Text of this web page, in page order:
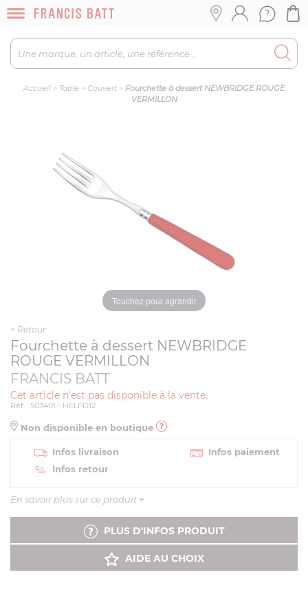
Accueil > Table > Couvert > Fourchette à dessert NEWBRIDGE ROUGE
VERMILLON
Touchez pour agrandir
< Retour
Fourchette à dessert NEWBRIDGE
ROUGE VERMILLON
FRANCIS BATT
Cet article n'est pas disponible à la vente.
Réf. : 503401 - HELFD12
Non disponible en boutique
Infos livraison
Infos paiement
Infos retour
En savoir plus sur ce produit +
PLUS D'INFOS PRODUIT
AIDE AU CHOIX